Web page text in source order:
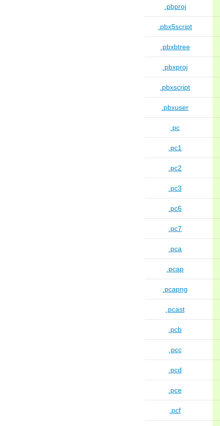
.pbproj
.pbx5script
.pbxbtree
.pbxproj
.pbxscript
.pbxuser
.pc
.pc1
.pc2
.pc3
.pc6
.pc7
.pca
.pcap
.pcapng
.pcast
.pcb
.pcc
.pcd
.pce
.pcf